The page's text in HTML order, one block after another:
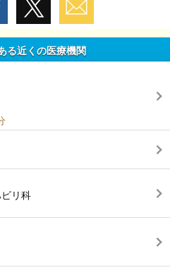
る近くの医療機関
リ科